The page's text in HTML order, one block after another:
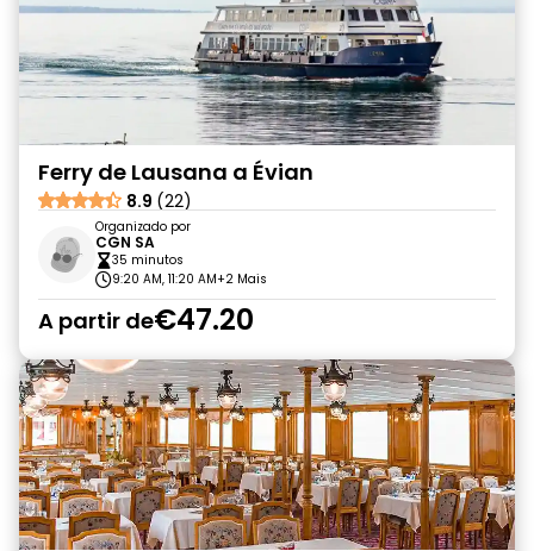
Ferry de Lausana a Évian
8.9 (22)
Organizado por
CGN SA
35 minutos
9:20 AM, 11:20 AM+2 Mais
A partir de€47.20